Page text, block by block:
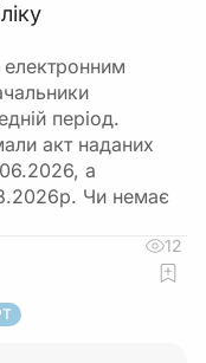
період.
акт наданих
а
Чи немає
12